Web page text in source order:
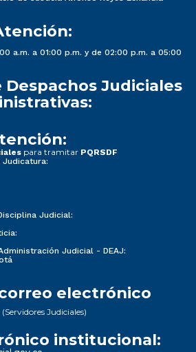
a.m. a 01:00 p.m. y de 02:00 p.m. a 05:00
Despachos Judiciales
para tramitar PQRSDF
Judicial:
Judicial - DEAJ:
electrónico
(Servidores Judiciales)
institucional: